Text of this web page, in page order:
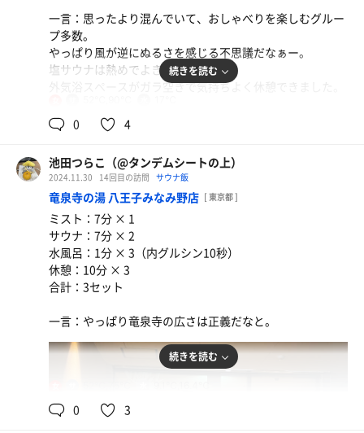
選べる定食（唐揚げ）
一言：思ったより混んでいて、おしゃべりを楽しむグルー
プ多数。
やっぱり風が逆にぬるさを感じる不思議だなぁー。
塩サウナは熱めでよき。
外気浴スペースがガラ空きで気持ちよく休憩できました。
続きを読む
0 4
池田つらこ（@タンデムシートの上）
2024.11.30 14回目の訪問 サウナ飯
竜泉寺の湯 八王子みなみ野店 [ 東京都 ]
ミスト：7分 × 1
サウナ：7分 × 2
水風呂：1分 × 3（内グルシン10秒）
休憩：10分 × 3
合計：3セット
一言：やっぱり竜泉寺の広さは正義だなと。
続きを読む
0 3